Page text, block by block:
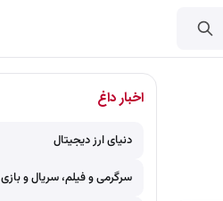
اخبار داغ
دنیای ارز دیجیتال
سرگرمی و فیلم، سریال و بازی